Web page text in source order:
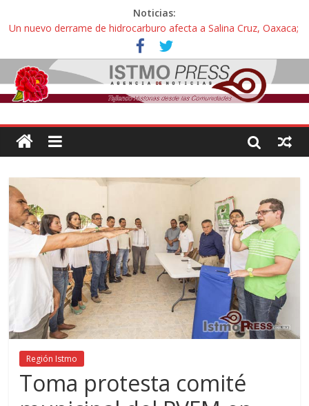
Noticias:
Un nuevo derrame de hidrocarburo afecta a Salina Cruz, Oaxaca;
ahora pescadores de Salinas del Marqués denuncian daños de
Pemex
Ángel, el joven autista expulsado por la Universidad Bienestar de
Ixtepec, Oaxaca vuelve a las aulas tras amparo
Familiares de periodista Alejandro Leyva se reúnen con titular de
intelectuales de su asesinato
Alertan pescadores de Juchitán, Oaxaca de nuevo despojo de su
Pescadores y comuneros ikoots detienen la extracción ilegal de
material pétreo de gravera Oyamel
Región Istmo
Toma protesta comité